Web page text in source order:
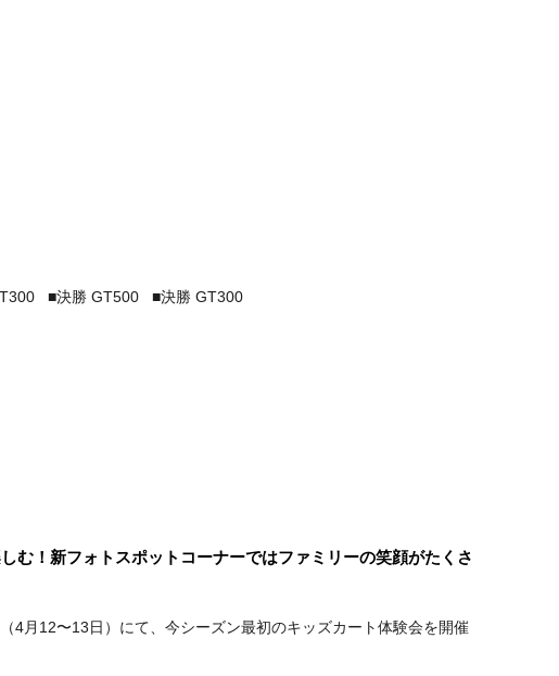
■決勝 GT500 ■決勝 GT300
む！新フォトスポットコーナーではファミリーの笑顔がたくさ
月12〜13日）にて、今シーズン最初のキッズカート体験会を開催